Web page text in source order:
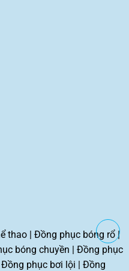
thao| Đồng phục bóng rổ|
bóng chuyền | Đồng phục
Đồng phục bơi lội | Đồng